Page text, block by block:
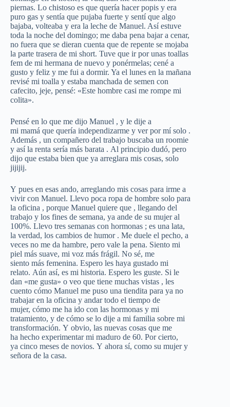
piernas. Lo chistoso es que quería hacer popis y era
puro gas y sentía que pujaba fuerte y sentí que algo
bajaba, volteaba y era la leche de Manuel. Así estuve
toda la noche del domingo; me daba pena bajar a cenar,
no fuera que se dieran cuenta que de repente se mojaba
la parte trasera de mi short. Tuve que ir por unas toallas
fem de mi hermana de nuevo y ponérmelas; cené a
gusto y feliz y me fui a dormir. Ya el lunes en la mañana
revisé mi toalla y estaba manchada de semen con
cafecito, jeje, pensé: «Este hombre casi me rompe mi
colita».
Pensé en lo que me dijo Manuel , y le dije a
mi mamá que quería independizarme y ver pormísolo .
Además , un compañero del trabajo buscaba un roomie
y asíla renta sería más barata . Al principio dudó, pero
dijo que estaba bien que ya arreglara mis cosas, solo
jijijij.
Y pues en esas ando, arreglando mis cosas para irme a
vivir con Manuel. Llevo poca ropa de hombre solo para
la oficina , porque Manuel quiere que , llegando del
trabajo y los fines de semana, ya ande de su mujer al
100%. Llevo tres semanas con hormonas ; es una lata,
la verdad, los cambios de humor . Me duele el pecho, a
veces no me da hambre, pero vale la pena. Siento mi
piel más suave, mi voz más frágil. No sé, me
siento más femenina. Espero les haya gustado mi
relato. Aún así, es mi historia. Espero les guste. Si le
dan «me gusta» o veo que tiene muchas vistas , les
cuento cómo Manuel me puso una tiendita para ya no
trabajar en la oficina y andar todo el tiempo de
mujer, cómo me ha ido con las hormonas y mi
tratamiento, y de cómo se lo dije a mi familia sobre mi
transformación. Y obvio, las nuevas cosas que me
ha hecho experimentar mi maduro de 60. Porcierto,
ya cinco meses de novios. Y ahora sí, como su mujer y
señora de la casa.